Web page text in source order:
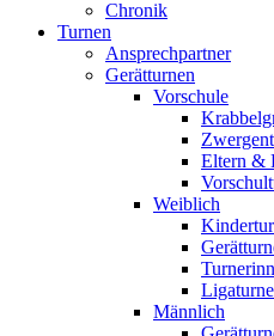
Chronik
Turnen
Ansprechpartner
Gerätturnen
Vorschule
Eltern &
Weiblich
Männlich